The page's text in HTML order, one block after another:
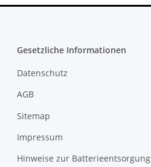
Gesetzliche Informationen
Datenschutz
AGB
Sitemap
Impressum
Hinweise zur Batterieentsorgung